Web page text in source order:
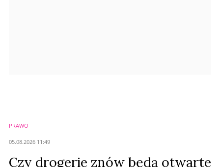
PRAWO
05.08.2026 11:49
Czy drogerie znów będą otwarte